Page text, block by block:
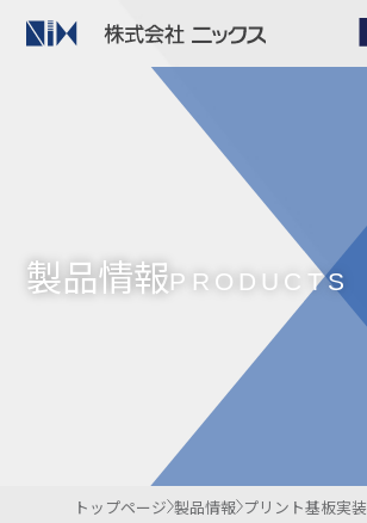
プラスチックファスナー 機
ケーブルマーカー
樹
防虫忌避製品ARINIX プリ
IR
お問い合わせ
よくあるご質問
製品情報PRODUCTS
トップページ 製品情報 プリント基板実